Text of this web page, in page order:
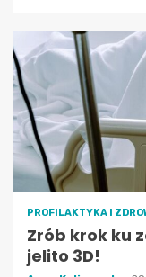
PROFILAKTYKA I
Zrób krok ku
jelito 3D!